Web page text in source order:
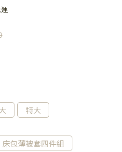
特大
床包薄被套四件組